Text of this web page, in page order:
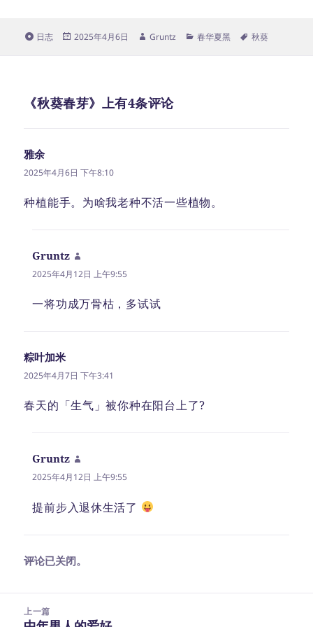
格
日志
发
2025年4月6日
作
Gruntz
分
春华夏黑
标
秋葵
《秋葵春芽》上有4条评论
雅余说
道：
2025年4月6日 下午8:10
种植能手。为啥我老种不活一些植物。
Gruntz
道：
2025年4月12日 上午9:55
一将功成万骨枯，多试试
粽叶加米
道：
2025年4月7日 下午3:41
春天的「生气」被你种在阳台上了?
Gruntz
道：
2025年4月12日 上午9:55
提前步入退休生活了
评论已关闭。
上一篇